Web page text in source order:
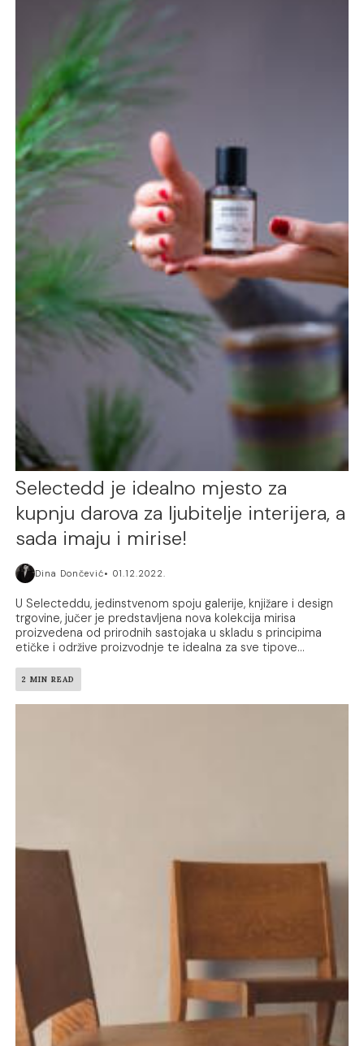
Selectedd je idealno mjesto za
kupnju darova za ljubitelje interijera, a
sada imaju i mirise!
Dina Dončević 01.12.2022.
U Selecteddu, jedinstvenom spoju galerije, knjižare i design
trgovine, jučer je predstavljena nova kolekcija mirisa
proizvedena od prirodnih sastojaka u skladu s principima
etičke i održive proizvodnje te idealna za sve tipove...
2 MIN READ